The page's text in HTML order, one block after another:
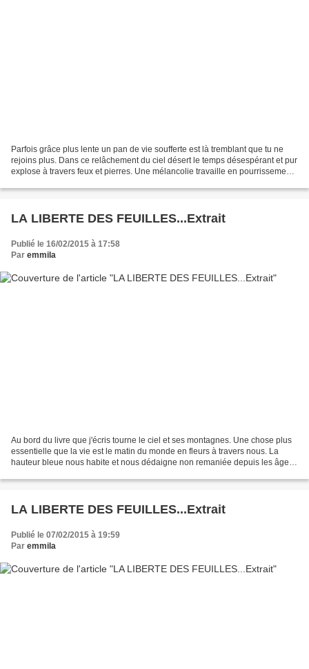
Parfois grâce plus lente un pan de vie soufferte est là tremblant que tu ne
rejoins plus. Dans ce relâchement du ciel désert le temps désespérant et pur
explose à travers feux et pierres. Une mélancolie travaille en pourrissement
LA LIBERTE DES FEUILLES...Extrait
Publié le 16/02/2015 à 17:58
Par emmila
Au bord du livre que j'écris tourne le ciel et ses montagnes. Une chose plus
essentielle que la vie est le matin du monde en fleurs à travers nous. La
hauteur bleue nous habite et nous dédaigne non remaniée depuis les âges
LA LIBERTE DES FEUILLES...Extrait
Publié le 07/02/2015 à 19:59
Par emmila